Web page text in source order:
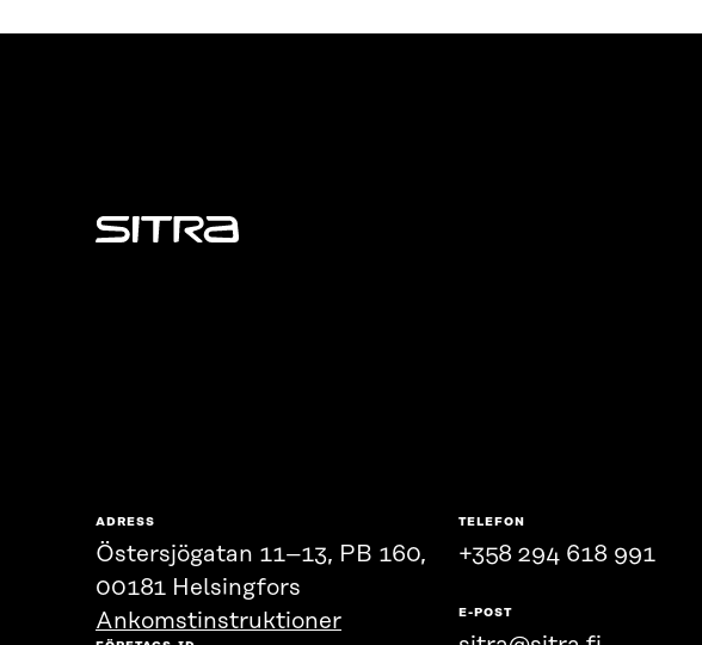
Sitra
ADRESS
Östersjögatan 11–13, PB 160,
00181 Helsingfors
Ankomstinstruktioner
TELEFON
+358 294 618 991
E-POST